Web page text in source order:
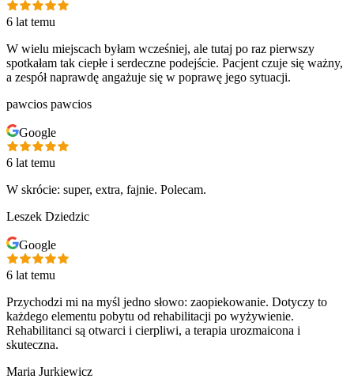
6 lat temu
W wielu miejscach byłam wcześniej, ale tutaj po raz pierwszy
spotkałam tak ciepłe i serdeczne podejście. Pacjent czuje się ważny,
a zespół naprawdę angażuje się w poprawę jego sytuacji.
pawcios pawcios
Google
6 lat temu
W skrócie: super, extra, fajnie. Polecam.
Leszek Dziedzic
Google
6 lat temu
Przychodzi mi na myśl jedno słowo: zaopiekowanie. Dotyczy to
każdego elementu pobytu od rehabilitacji po wyżywienie.
Rehabilitanci są otwarci i cierpliwi, a terapia urozmaicona i
skuteczna.
Maria Jurkiewicz